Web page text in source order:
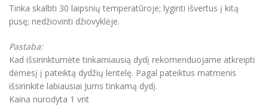
Tinka skalbti 30 laipsnių temperatūroje; lyginti išvertus į kitą
pusę; nedžiovinti džiovyklėje.
Pastaba:
Kad išsirinktumėte tinkamiausią dydį rekomenduojame atkreipti
dėmesį į pateiktą dydžių lentelę. Pagal pateiktus matmenis
išsirinkite labiausiai Jums tinkamą dydį.
Kaina nurodyta 1 vnt